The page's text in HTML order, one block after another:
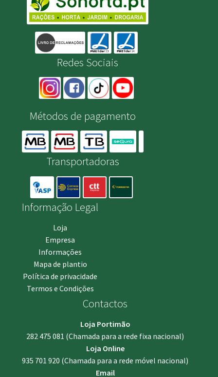
Redes Sociais
Métodos de pagamento
Transportadoras
Informação Legal
Loja
Empresa
Informações
Mapa de plantio
Política de privacidade
Termos e Condições
Contactos
Loja Portimão
282 475 081 (Chamada para a rede fixa nacional)
Loja Online
935 701 920 (Chamada para a rede móvel nacional)
Email